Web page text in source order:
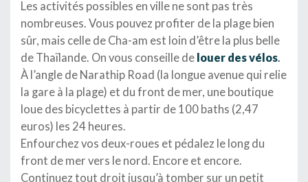
Les activités possibles en ville ne sont pas très
nombreuses. Vous pouvez profiter de la plage bien
sûr, mais celle de Cha-am est loin d’être la plus belle
de Thaïlande. On vous conseille de louer des vélos.
À l’angle de Narathip Road (la longue avenue qui relie
la gare à la plage) et du front de mer, une boutique
loue des bicyclettes à partir de 100 baths (2,47
euros) les 24 heures.
Enfourchez vos deux-roues et pédalez le long du
front de mer vers le nord. Encore et encore.
Continuez tout droit jusqu’à tomber sur un petit